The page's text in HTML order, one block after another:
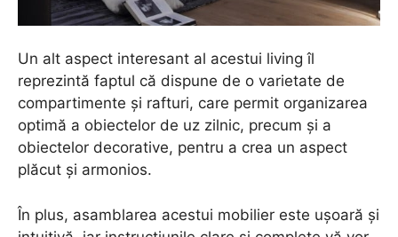
Un alt aspect interesant al acestui living îl
reprezintă faptul că dispune de o varietate de
compartimente și rafturi, care permit organizarea
optimă a obiectelor de uz zilnic, precum și a
obiectelor decorative, pentru a crea un aspect
plăcut și armonios.
În plus, asamblarea acestui mobilier este ușoară și